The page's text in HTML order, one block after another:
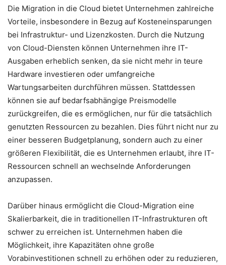
Die Migration in die Cloud bietet Unternehmen zahlreiche
Vorteile, insbesondere in Bezug auf Kosteneinsparungen
bei Infrastruktur- und Lizenzkosten. Durch die Nutzung
von Cloud-Diensten können Unternehmen ihre IT-
Ausgaben erheblich senken, da sie nicht mehr in teure
Hardware investieren oder umfangreiche
Wartungsarbeiten durchführen müssen. Stattdessen
können sie auf bedarfsabhängige Preismodelle
zurückgreifen, die es ermöglichen, nur für die tatsächlich
genutzten Ressourcen zu bezahlen. Dies führt nicht nur zu
einer besseren Budgetplanung, sondern auch zu einer
größeren Flexibilität, die es Unternehmen erlaubt, ihre IT-
Ressourcen schnell an wechselnde Anforderungen
anzupassen.
Darüber hinaus ermöglicht die Cloud-Migration eine
Skalierbarkeit, die in traditionellen IT-Infrastrukturen oft
schwer zu erreichen ist. Unternehmen haben die
Möglichkeit, ihre Kapazitäten ohne große
Vorabinvestitionen schnell zu erhöhen oder zu reduzieren,